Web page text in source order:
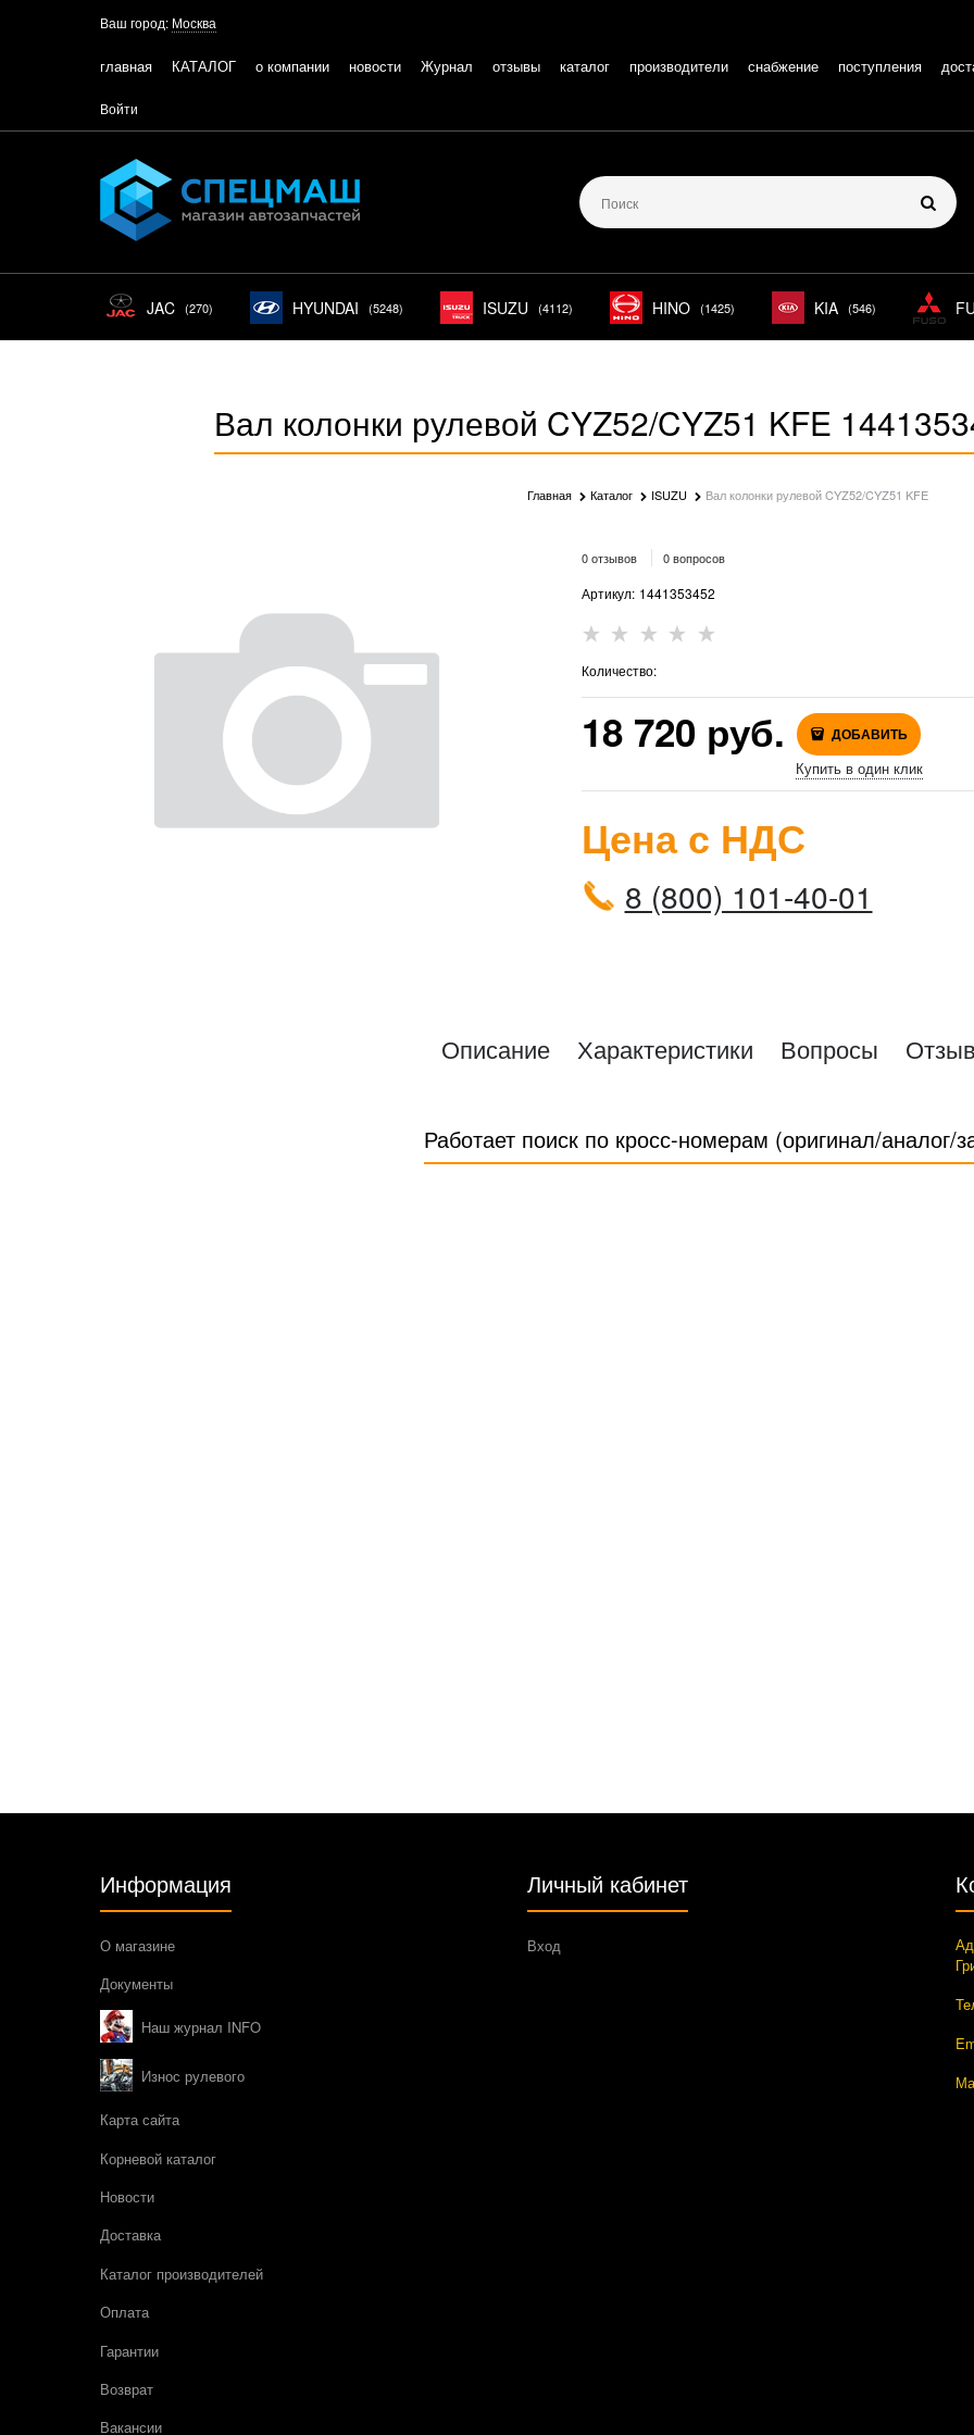
Ваш город: Москва
главная КАТАЛОГ о компании новости Журнал отзывы каталог производители снабжение поступления
Войти
JAC (270) HYUNDAI (5248) ISUZU (4112) HINO (1425) KIA (546)
Вал колонки рулевой CYZ52/CYZ51 KFE
Главная Каталог ISUZU Вал колонки рулевой CYZ52/CYZ51 KFE
0 отзывов 0 вопросов
Артикул: 1441353452
Количество:
18 720 руб. ДОБАВИТЬ
Купить в один клик
Цена с НДС
8 (800) 101-40-01
Описание Характеристики Вопросы
Работает поиск по кросс-номерам (оригинал/аналог/
Информация
О магазине
Документы
Наш журнал INFO
Износ рулевого
Карта сайта
Корневой каталог
Новости
Доставка
Каталог производителей
Оплата
Гарантии
Возврат
Вакансии
Личный кабинет
Вход